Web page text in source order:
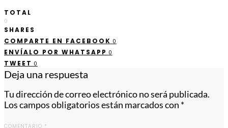
TOTAL
0
SHARES
COMPARTE EN FACEBOOK 0
ENVÍALO POR WHATSAPP 0
TWEET 0
Deja una respuesta
Tu dirección de correo electrónico no será publicada.
Los campos obligatorios están marcados con *
COMENTARIO *